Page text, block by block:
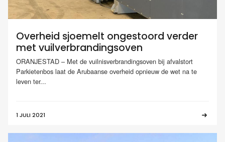
Overheid sjoemelt ongestoord verder
met vuilverbrandingsoven
ORANJESTAD – Met de vuilnisverbrandingsoven bij afvalstort
Parkietenbos laat de Arubaanse overheid opnieuw de wet na te
leven ter...
1 JULI 2021